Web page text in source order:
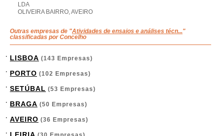
LDA
OLIVEIRA BAIRRO, AVEIRO
Outras empresas de "Atividades de ensaios e análises técn..."
classificadas por Concelho
LISBOA (143 Empresas)
PORTO (102 Empresas)
SETÚBAL (53 Empresas)
BRAGA (50 Empresas)
AVEIRO (36 Empresas)